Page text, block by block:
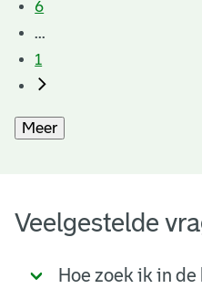
6
...
1
Meer
Veelgestelde
Hoe zoek ik in